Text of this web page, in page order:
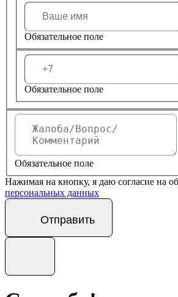
Обязательное поле
Обязательное поле
Обязательное поле
Нажимая на кнопку, я даю согласие на
персональных данных
Отправить